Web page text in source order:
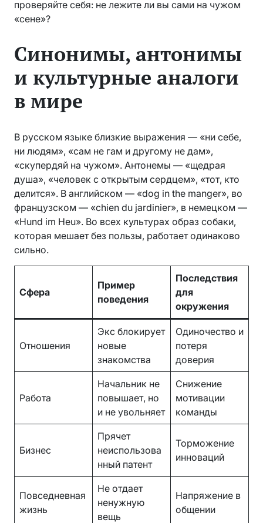
проверяйте себя: не лежите ли вы сами на чужом
«сене»?
Синонимы, антонимы
и культурные аналоги
в мире
В русском языке близкие выражения — «ни себе,
ни людям», «сам не гам и другому не дам»,
«скупердяй на чужом». Антонемы — «щедрая
душа», «человек с открытым сердцем», «тот, кто
делится». В английском — «dog in the manger», во
французском — «chien du jardinier», в немецком —
«Hund im Heu». Во всех культурах образ собаки,
которая мешает без пользы, работает одинаково
сильно.
Сфера
Пример
поведения
Последствия
для
окружения
Отношения
Экс блокирует
новые
знакомства
Одиночество и
потеря
доверия
Работа
Начальник не
повышает, но
и не увольняет
Снижение
мотивации
команды
Бизнес
Прячет
неиспользова
нный патент
Торможение
инноваций
Повседневная
жизнь
Не отдает
ненужную
вещь
Напряжение в
общении